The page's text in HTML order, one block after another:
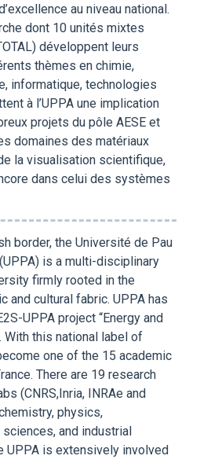
au niveau national.
dont 10 unités mixtes
développent leurs
thèmes en chimie,
informatique, technologies
à l’UPPA une implication
projets du pôle AESE et
domaines des matériaux
la visualisation scientifique,
dans celui des systèmes
border, the Université de Pau
is a multi-disciplinary
firmly rooted in the
and cultural fabric. UPPA has
UPPA project “Energy and
With this national label of
one of the 15 academic
There are 19 research
(CNRS,Inria, INRAe and
physics,
and industrial
UPPA is extensively involved